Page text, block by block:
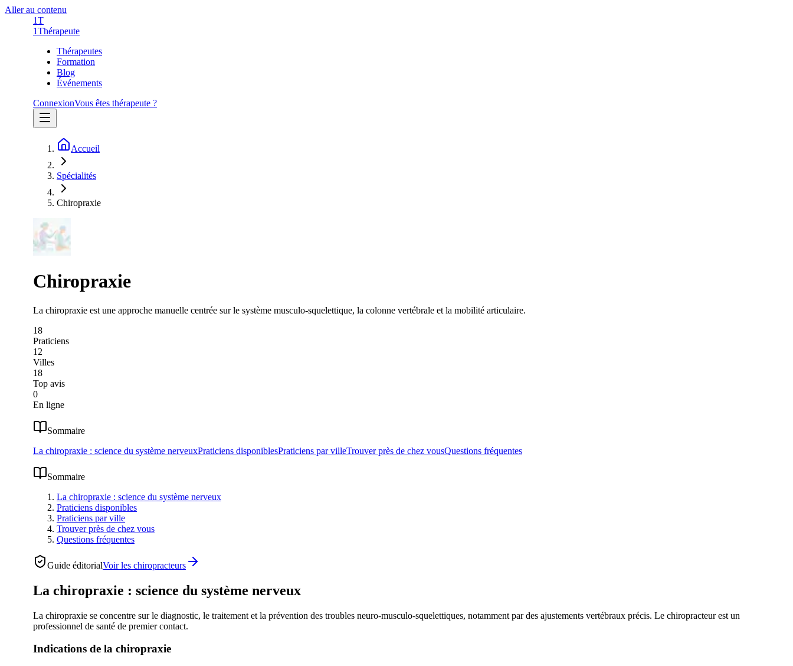
Aller au contenu
1T
1Thérapeute
Thérapeutes
Formation
Blog
Événements
ConnexionVous êtes thérapeute ?
Accueil
Spécialités
Chiropraxie
Chiropraxie
La chiropraxie est une approche manuelle centrée sur le système musculo-squelettique, la colonne vertébrale et la mobilité articulaire.
18
Praticiens
12
Villes
18
Top avis
0
En ligne
Sommaire
La chiropraxie : science du système nerveuxPraticiens disponiblesPraticiens par villeTrouver près de chez vousQuestions fréquentes
Sommaire
La chiropraxie : science du système nerveux
Praticiens disponibles
Praticiens par ville
Trouver près de chez vous
Questions fréquentes
Guide éditorialVoir les chiropracteurs
La chiropraxie : science du système nerveux
La chiropraxie se concentre sur le diagnostic, le traitement et la prévention des troubles neuro-musculo-squelettiques, notamment par des ajustements vertébraux précis. Le chiropracteur est un
professionnel de santé de premier contact.
Indications de la chiropraxie